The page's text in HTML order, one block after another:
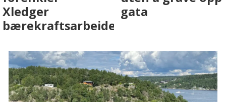
på fremtiden